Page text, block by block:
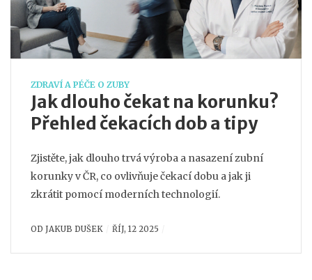
ZDRAVÍ A PÉČE O ZUBY
Jak dlouho čekat na korunku?
Přehled čekacích dob a tipy
Zjistěte, jak dlouho trvá výroba a nasazení zubní
korunky v ČR, co ovlivňuje čekací dobu a jak ji
zkrátit pomocí moderních technologií.
OD JAKUB DUŠEK ŘÍJ, 12 2025